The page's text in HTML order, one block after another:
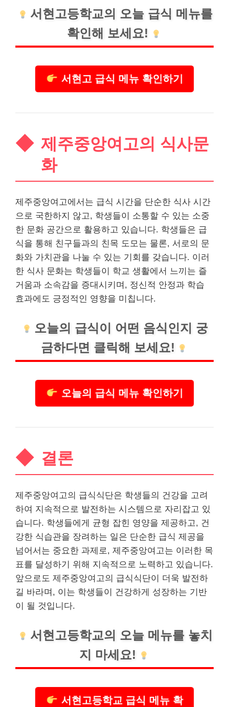
서현고등학교의 오늘 급식 메뉴를
확인해 보세요!
서현고 급식 메뉴 확인하기
제주중앙여고의 식사문
화
제주중앙여고에서는 급식 시간을 단순한 식사 시간
으로 국한하지 않고, 학생들이 소통할 수 있는 소중
한 문화 공간으로 활용하고 있습니다. 학생들은 급
식을 통해 친구들과의 친목 도모는 물론, 서로의 문
화와 가치관을 나눌 수 있는 기회를 갖습니다. 이러
한 식사 문화는 학생들이 학교 생활에서 느끼는 즐
거움과 소속감을 증대시키며, 정신적 안정과 학습
효과에도 긍정적인 영향을 미칩니다.
오늘의 급식이 어떤 음식인지 궁
금하다면 클릭해 보세요!
오늘의 급식 메뉴 확인하기
결론
제주중앙여고의 급식식단은 학생들의 건강을 고려
하여 지속적으로 발전하는 시스템으로 자리잡고 있
습니다. 학생들에게 균형 잡힌 영양을 제공하고, 건
강한 식습관을 장려하는 일은 단순한 급식 제공을
넘어서는 중요한 과제로, 제주중앙여고는 이러한 목
표를 달성하기 위해 지속적으로 노력하고 있습니다.
앞으로도 제주중앙여고의 급식식단이 더욱 발전하
길 바라며, 이는 학생들이 건강하게 성장하는 기반
이 될 것입니다.
서현고등학교의 오늘 메뉴를 놓치
지 마세요!
서현고등학교 급식 메뉴 확